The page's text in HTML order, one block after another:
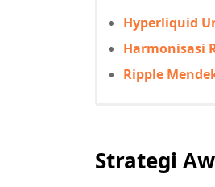
Hyperliquid
Harmonisasi
Ripple
Strategi